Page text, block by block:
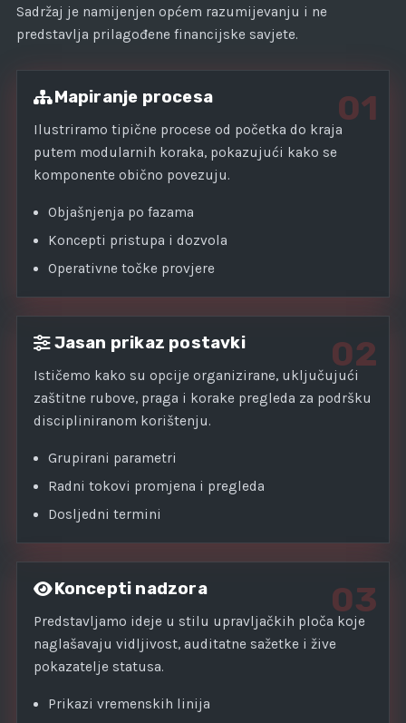
Sadržaj je namijenjen općem razumijevanju i ne
predstavlja prilagođene financijske savjete.
01
Mapiranje procesa
Ilustriramo tipične procese od početka do kraja
putem modularnih koraka, pokazujući kako se
komponente obično povezuju.
Objašnjenja po fazama
Koncepti pristupa i dozvola
Operativne točke provjere
02
Jasan prikaz postavki
Ističemo kako su opcije organizirane, uključujući
zaštitne rubove, praga i korake pregleda za podršku
discipliniranom korištenju.
Grupirani parametri
Radni tokovi promjena i pregleda
Dosljedni termini
03
Koncepti nadzora
Predstavljamo ideje u stilu upravljačkih ploča koje
naglašavaju vidljivost, auditatne sažetke i žive
pokazatelje statusa.
Prikazi vremenskih linija